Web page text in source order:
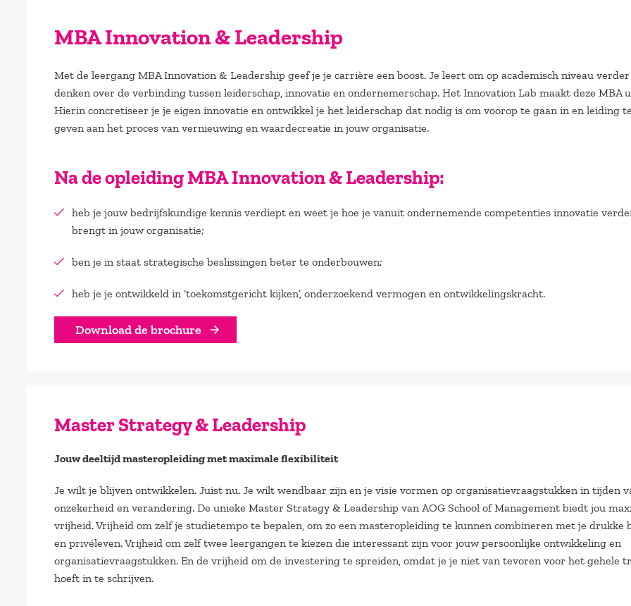
MBA Innovation & Leadership
Met de leergang MBA Innovation & Leadership geef je je carrière een boost. Je leert om op academisch niveau
denken over de verbinding tussen leiderschap, innovatie en ondernemerschap. Het Innovation Lab maakt deze MBA
Hierin concretiseer je je eigen innovatie en ontwikkel je het leiderschap dat nodig is om voorop te gaan in en leiding te
geven aan het proces van vernieuwing en waardecreatie in jouw organisatie.
Na de opleiding MBA Innovation & Leadership:
heb je jouw bedrijfskundige kennis verdiept en weet je hoe je vanuit ondernemende competenties innovatie
brengt in jouw organisatie;
ben je in staat strategische beslissingen beter te onderbouwen;
heb je je ontwikkeld in ‘toekomstgericht kijken’, onderzoekend vermogen en ontwikkelingskracht.
Download de brochure
Master Strategy & Leadership
Jouw deeltijd masteropleiding met maximale flexibiliteit
Je wilt je blijven ontwikkelen. Juist nu. Je wilt wendbaar zijn en je visie vormen op organisatievraagstukken in tijden
onzekerheid en verandering. De unieke Master Strategy & Leadership van AOG School of Management biedt jou
vrijheid. Vrijheid om zelf je studietempo te bepalen, om zo een masteropleiding te kunnen combineren met je drukke
en privéleven. Vrijheid om zelf twee leergangen te kiezen die interessant zijn voor jouw persoonlijke ontwikkeling en
organisatievraagstukken. En de vrijheid om de investering te spreiden, omdat je je niet van tevoren voor het gehele
hoeft in te schrijven.